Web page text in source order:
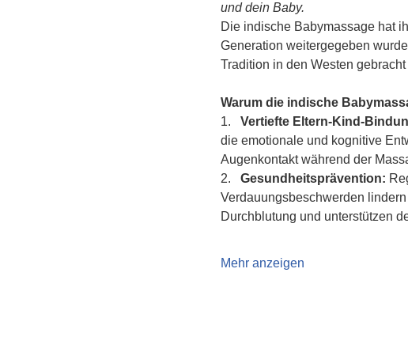
und dein Baby.
Die indische Babymassage hat
Generation weitergegeben
Tradition in den Westen
Warum die indische
1. Vertiefte Eltern-Kind-
die emotionale und kognitive
Augenkontakt während der
2. Gesundheitsprävention:
Verdauungsbeschwerden
Durchblutung und unterstützen
Mehr anzeigen